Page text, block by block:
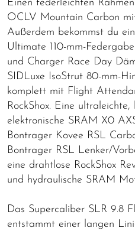
Einen federleichten
OCLV Mountain Carbon
Außerdem bekommst du
Ultimate 110-mm-
und Charger Race Day
SIDLuxe IsoStrut 80-mm-
komplett mit Flight
RockShox. Eine
elektronische SRAM X0
Bontrager Kovee RSL
Bontrager RSL Lenker/
eine drahtlose RockShox
und hydraulische SRAM
Das Supercaliber SLR 9.8
entstammt einer langen